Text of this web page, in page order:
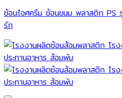
ช้อนไอศครีม ช้อนขนม พลาสติก PS
รัก